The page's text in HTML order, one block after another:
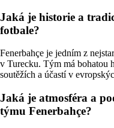
Jaká je historie a
fotbale?
Fenerbahçe je jedním z
v Turecku. Tým má bohatou
soutěžích a účastí v
Jaká je atmosféra a
týmu Fenerbahçe?